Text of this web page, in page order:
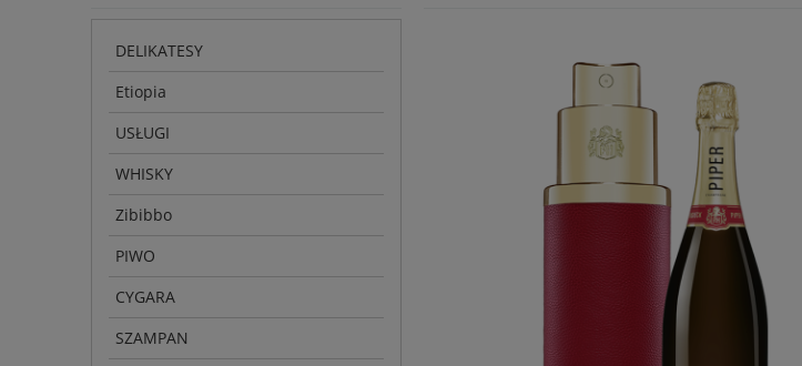
DELIKATESY
Etiopia
USŁUGI
WHISKY
Zibibbo
PIWO
CYGARA
SZAMPAN